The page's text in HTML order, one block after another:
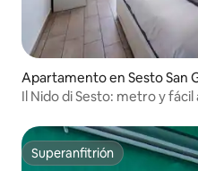
Apartamento en Sesto San
Il Nido di Sesto: metro y fácil
Superanfitrión
Superanfitrión